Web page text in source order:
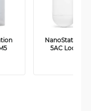
NanoStation
5AC Loco